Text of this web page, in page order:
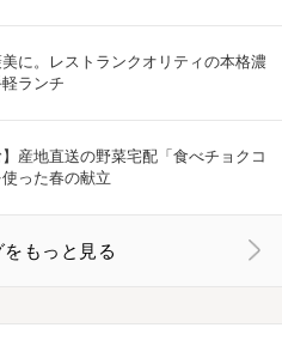
に。レストランクオリティの本格濃
ランチ
】産地直送の野菜宅配「食べチョクコ
った春の献立
もっと見る